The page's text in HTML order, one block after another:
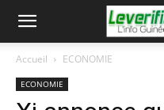
Accueil ECONOMIE
ECONOMIE